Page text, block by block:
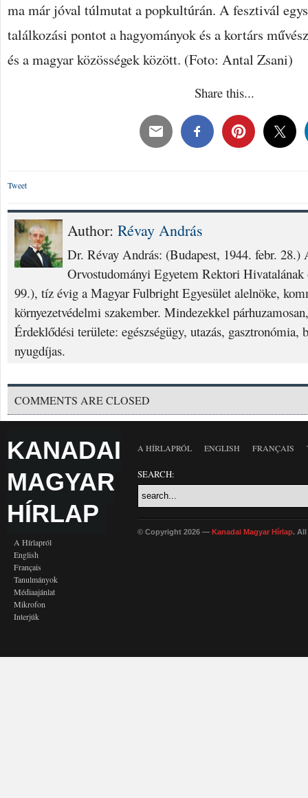
ma már jóval túlmutat a popkultúrán. A fesztivál
találkozási pontot a hagyományok és a kortárs
és a magyar közösségek között. (Foto: Antal Zsani)
Share this...
Tweet
Author: Révay András
Dr. Révay András: (Budapest, 1944. febr. 28.)
Orvostudományi Egyetem Rektori Hivatalának
99.), tíz évig a Magyar Fulbright Egyesület alelnöke,
környezetvédelmi szakember. Mindezekkel
Érdeklődési területe: egészségügy, utazás,
nyugdíjas.
COMMENTS ARE CLOSED
KANADAI
MAGYAR
HÍRLAP
A Hírlapról
English
Français
Tanulmányok
Médiaajánlat
Mikrofon
Interjúk
A HÍRLAPRÓL ENGLISH FRANÇAIS
SEARCH:
© Copyright 2026 — Kanadai Magyar Hírlap. All